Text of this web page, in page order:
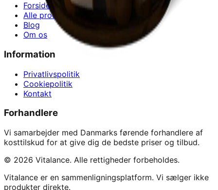
Forside
Alle produkter
Blog
Om os
Information
Privatlivspolitik
Cookiepolitik
Kontakt
Forhandlere
Vi samarbejder med Danmarks førende forhandlere af
kosttilskud for at give dig de bedste priser og tilbud.
© 2026 Vitalance. Alle rettigheder forbeholdes.
Vitalance er en sammenligningsplatform. Vi sælger ikke
produkter direkte.